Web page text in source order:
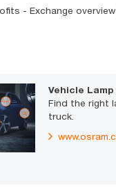
- Exchange overview
Vehicle
Find the right
truck.